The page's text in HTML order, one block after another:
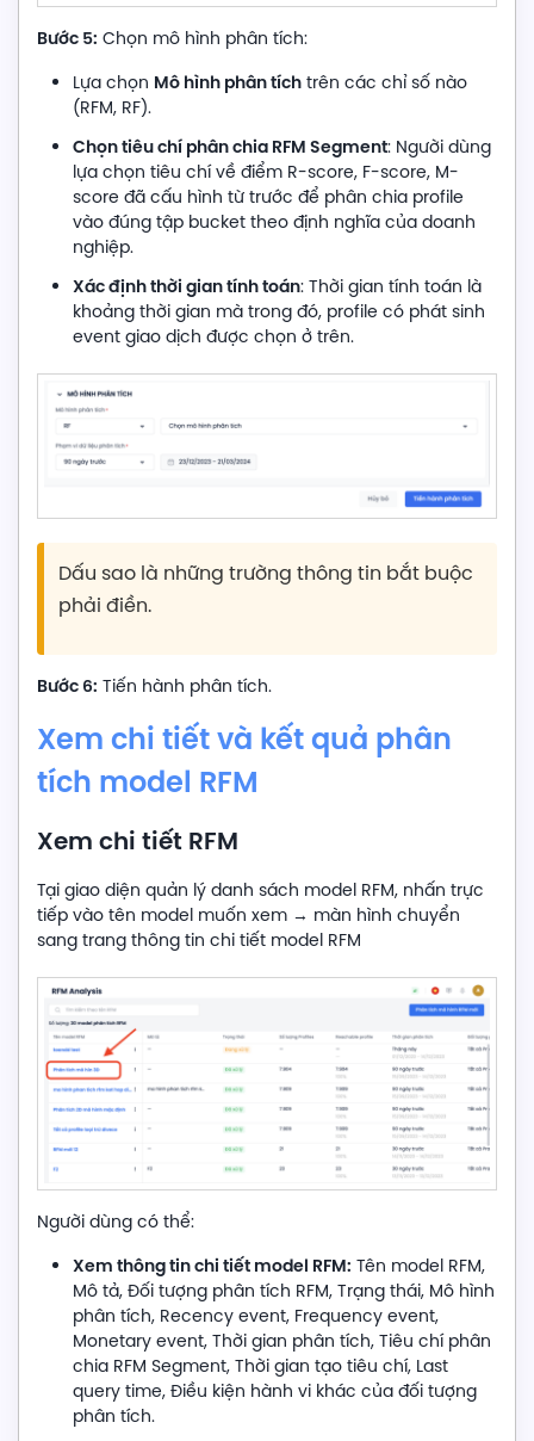
Bước 5: Chọn mô hình phân tích:
Lựa chọn Mô hình phân tíchtrên các chỉ số nào
(RFM, RF).
Chọn tiêu chí phân chia RFM Segment: Người dùng
lựa chọn tiêu chí về điểm R-score, F-score, M-
score đã cấu hình từ trước để phân chia profile
vào đúng tập bucket theo định nghĩa của doanh
nghiệp.
Xác định thời gian tính toán: Thời gian tính toán là
khoảng thời gian mà trong đó, profile có phát sinh
event giao dịch được chọn ở trên.
Dấu sao là những trường thông tin bắt buộc
phải điền.
Bước 6: Tiến hành phân tích.
Xem chi tiết và kết quả phân
tích model RFM
Xem chi tiết RFM
Tại giao diện quản lý danh sách model RFM, nhấn trực
tiếp vào tên model muốn xem → màn hình chuyển
sang trang thông tin chi tiết model RFM
Người dùng có thể:
Xem thông tin chi tiết model RFM: Tên model RFM,
Mô tả, Đối tượng phân tích RFM, Trạng thái, Mô hình
phân tích, Recency event, Frequency event,
Monetary event, Thời gian phân tích, Tiêu chí phân
chia RFM Segment, Thời gian tạo tiêu chí, Last
query time, Điều kiện hành vi khác của đối tượng
phân tích.